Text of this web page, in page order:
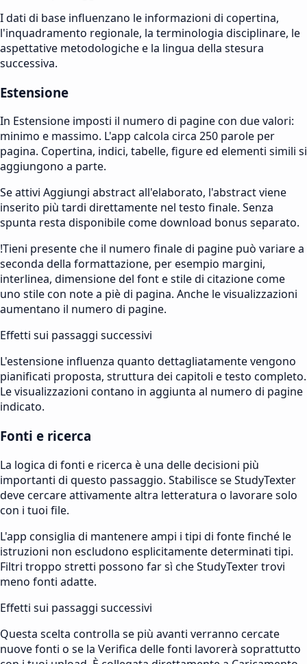
I dati di base influenzano le informazioni di copertina,
l'inquadramento regionale, la terminologia disciplinare, le
aspettative metodologiche e la lingua della stesura
successiva.
Estensione
In Estensione imposti il numero di pagine con due valori:
minimo e massimo. L'app calcola circa 250 parole per
pagina. Copertina, indici, tabelle, figure ed elementi simili si
aggiungono a parte.
Se attivi Aggiungi abstract all'elaborato, l'abstract viene
inserito più tardi direttamente nel testo finale. Senza
spunta resta disponibile come download bonus separato.
!Tieni presente che il numero finale di pagine può variare a
seconda della formattazione, per esempio margini,
interlinea, dimensione del font e stile di citazione come
uno stile con note a piè di pagina. Anche le visualizzazioni
aumentano il numero di pagine.
Effetti sui passaggi successivi
L'estensione influenza quanto dettagliatamente vengono
pianificati proposta, struttura dei capitoli e testo completo.
Le visualizzazioni contano in aggiunta al numero di pagine
indicato.
Fonti e ricerca
La logica di fonti e ricerca è una delle decisioni più
importanti di questo passaggio. Stabilisce se StudyTexter
deve cercare attivamente altra letteratura o lavorare solo
con i tuoi file.
L'app consiglia di mantenere ampi i tipi di fonte finché le
istruzioni non escludono esplicitamente determinati tipi.
Filtri troppo stretti possono far sì che StudyTexter trovi
meno fonti adatte.
Effetti sui passaggi successivi
Questa scelta controlla se più avanti verranno cercate
nuove fonti o se la Verifica delle fonti lavorerà soprattutto